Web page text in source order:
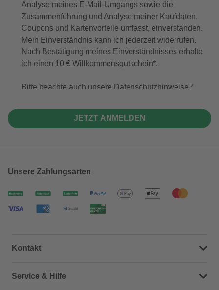
Analyse meines E-Mail-Umgangs sowie die
Zusammenführung und Analyse meiner Kaufdaten,
Coupons und Kartenvorteile umfasst, einverstanden.
Mein Einverständnis kann ich jederzeit widerrufen.
Nach Bestätigung meines Einverständnisses erhalte
ich einen 10 € Willkommensgutschein*.
Bitte beachte auch unsere Datenschutzhinweise.
JETZT ANMELDEN
Unsere Zahlungsarten
Kontakt
Dein Kontakt zu uns
Service & Hilfe